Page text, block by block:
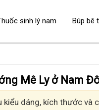
Mê Ly ở Nam
dáng, kích thước và
sinh lý nam Búp bê